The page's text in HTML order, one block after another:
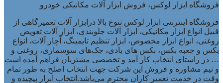
فروشگاه ابزار لوکس، فروش ابزار آلات مکانیکی خودرو
فروشگاه اینترنتی ابزار لوکس تنوع بالا درابزار آلات تعمیرگاهی از
قبیل انواع ابزار مکانیکی، ابزار آلات جلوبندی، ابزار آلات تعویض
روغنی، انواع ابزار مخصوص، ابزار تنظیم تایمینگ، آچار آلات، انواع
بکس و جعبه بکس، بکس های بادی، جک‌های سوسماری، روغنی و
… در راستای انتخاب کار آمد و تخصصی مشتریان فراهم آمده است
و تیم مشاوره و فروش این شرکت جهت انتخاب اصلح به طور تمام
وقت در خدمت تعمیر کاران محترم می‌باشد.انتخاب ابزار پیچیده و